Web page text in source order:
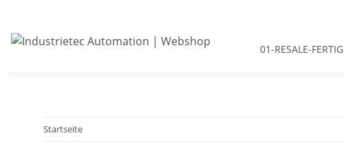
01-RESALE-FERTIG
Startseite